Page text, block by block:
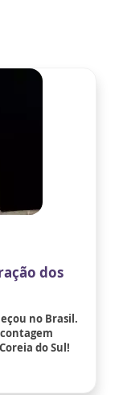
dos
no Brasil.
do Sul!